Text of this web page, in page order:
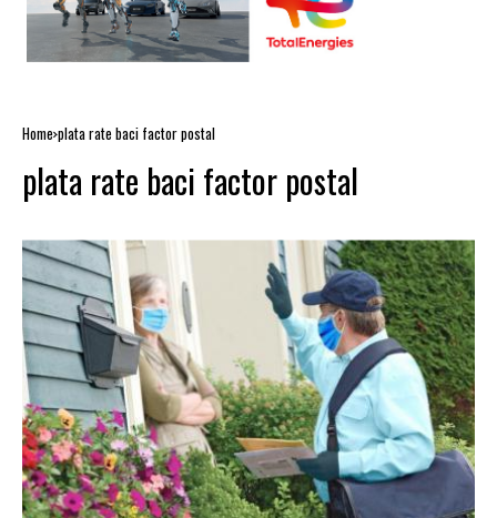
Home plata rate baci factor postal
plata rate baci factor postal